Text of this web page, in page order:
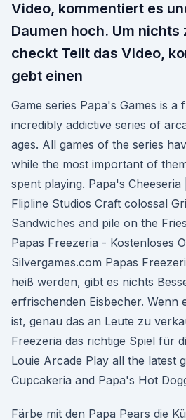
Video, kommentiert es
Daumen hoch. Um nichts
checkt Teilt das Video,
gebt einen
Game series Papa's Games is
incredibly addictive series of
ages. All games of the series
while the most important of
spent playing. Papa's Cheeseria
Flipline Studios Craft colossal
Sandwiches and pile on the
Papas Freezeria - Kostenloses
Silvergames.com Papas
heiß werden, gibt es nichts
erfrischenden Eisbecher. Wenn
ist, genau das an Leute zu
Freezeria das richtige Spiel für
Louie Arcade Play all the latest
Cupcakeria and Papa's Hot
Färbe mit den Papa Pears die